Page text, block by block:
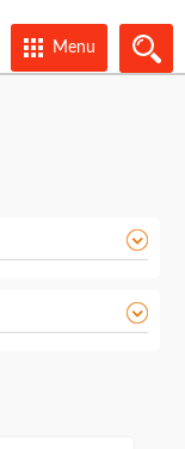
Menu